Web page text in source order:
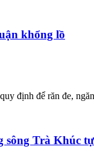
khổng lồ
định để răn đe,
sông Trà Khúc